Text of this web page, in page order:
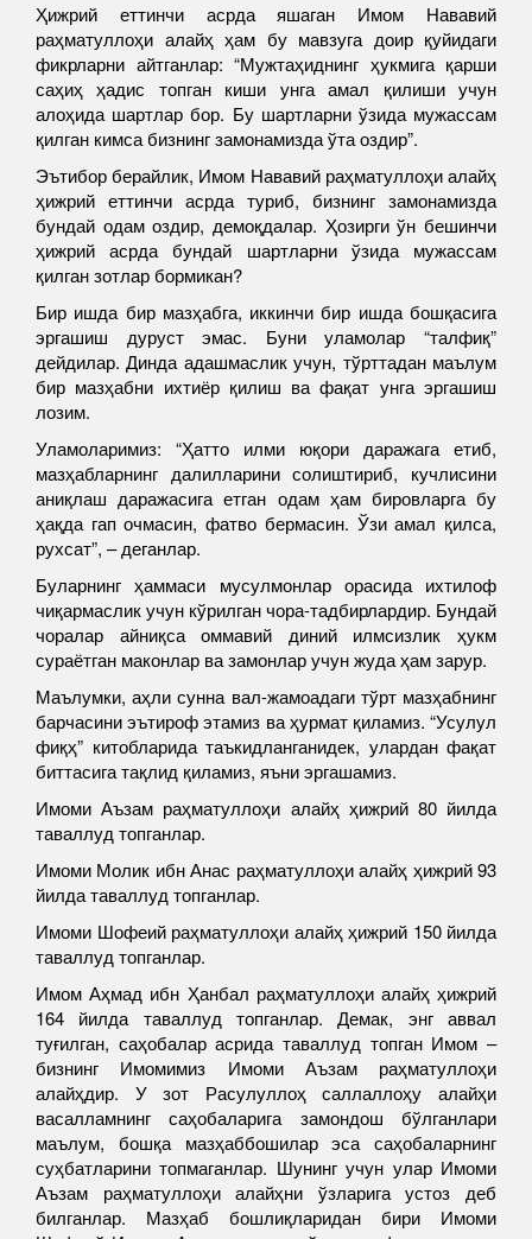
Ҳижрий еттинчи асрда яшаган Имом Нававий
раҳматуллоҳи алайҳ ҳам бу мавзуга доир қуйидаги
фикрларни айтганлар: “Мужтаҳиднинг ҳукмига қарши
саҳиҳ ҳадис топган киши унга амал қилиши учун
алоҳида шартлар бор. Бу шартларни ўзида мужассам
қилган кимса бизнинг замонамизда ўта оздир”.
Эътибор берайлик, Имом Нававий раҳматуллоҳи алайҳ
ҳижрий еттинчи асрда туриб, бизнинг замонамизда
бундай одам оздир, демоқдалар. Ҳозирги ўн бешинчи
ҳижрий асрда бундай шартларни ўзида мужассам
қилган зотлар бормикан?
Бир ишда бир мазҳабга, иккинчи бир ишда бошқасига
эргашиш дуруст эмас. Буни уламолар “талфиқ”
дейдилар. Динда адашмаслик учун, тўрттадан маълум
бир мазҳабни ихтиёр қилиш ва фақат унга эргашиш
лозим.
Уламоларимиз: “Ҳатто илми юқори даражага етиб,
мазҳабларнинг далилларини солиштириб, кучлисини
аниқлаш даражасига етган одам ҳам бировларга бу
ҳақда гап очмасин, фатво бермасин. Ўзи амал қилса,
рухсат”, – деганлар.
Буларнинг ҳаммаси мусулмонлар орасида ихтилоф
чиқармаслик учун кўрилган чора-тадбирлардир. Бундай
чоралар айниқса оммавий диний илмсизлик ҳукм
сураётган маконлар ва замонлар учун жуда ҳам зарур.
Маълумки, аҳли сунна вал-жамоадаги тўрт мазҳабнинг
барчасини эътироф этамиз ва ҳурмат қиламиз. “Усулул
фиқҳ” китобларида таъкидланганидек, улардан фақат
биттасига тақлид қиламиз, яъни эргашамиз.
Имоми Аъзам раҳматуллоҳи алайҳ ҳижрий 80 йилда
таваллуд топганлар.
Имоми Молик ибн Анас раҳматуллоҳи алайҳ ҳижрий 93
йилда таваллуд топганлар.
Имоми Шофеий раҳматуллоҳи алайҳ ҳижрий 150 йилда
таваллуд топганлар.
Имом Аҳмад ибн Ҳанбал раҳматуллоҳи алайҳ ҳижрий
164 йилда таваллуд топганлар. Демак, энг аввал
туғилган, саҳобалар асрида таваллуд топган Имом –
бизнинг Имомимиз Имоми Аъзам раҳматуллоҳи
алайҳдир. У зот Расулуллоҳ саллаллоҳу алайҳи
васалламнинг саҳобаларига замондош бўлганлари
маълум, бошқа мазҳаббошилар эса саҳобаларнинг
суҳбатларини топмаганлар. Шунинг учун улар Имоми
Аъзам раҳматуллоҳи алайҳни ўзларига устоз деб
билганлар. Мазҳаб бошлиқларидан бири Имоми